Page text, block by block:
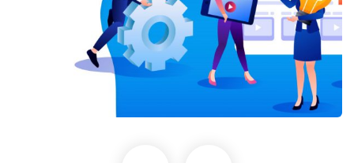
Tuyển nhân viên kế toán